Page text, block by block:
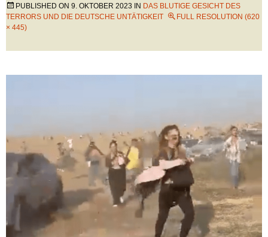
PUBLISHED ON 9. OKTOBER 2023 IN DAS BLUTIGE GESICHT DES
TERRORS UND DIE DEUTSCHE UNTÄTIGKEIT
FULL RESOLUTION (620
× 445)